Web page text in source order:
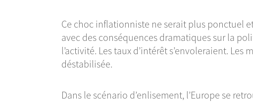
Ce choc inflationniste ne serait plus ponctuel
avec des conséquences dramatiques sur la
l’activité. Les taux d’intérêt s’envoleraient.
déstabilisée.
Dans le scénario d’enlisement, l’Europe se